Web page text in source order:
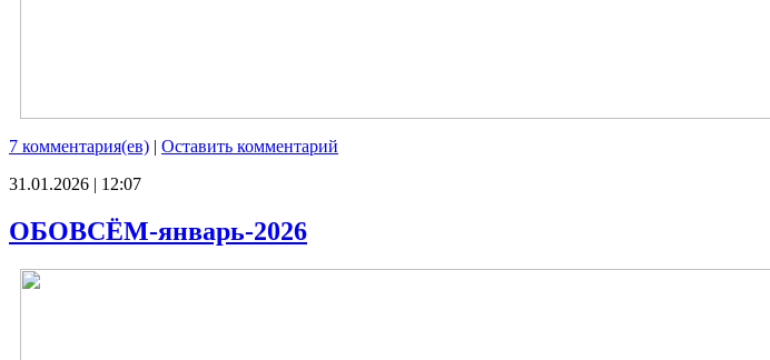
7 комментария(ев) | Оставить комментарий
31.01.2026 | 12:07
ОБОВСЁМ-январь-2026